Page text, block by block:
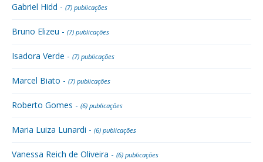
Gabriel Hidd - (7) publicações
Bruno Elizeu - (7) publicações
Isadora Verde - (7) publicações
Marcel Biato - (7) publicações
Roberto Gomes - (6) publicações
Maria Luiza Lunardi - (6) publicações
Vanessa Reich de Oliveira - (6) publicações